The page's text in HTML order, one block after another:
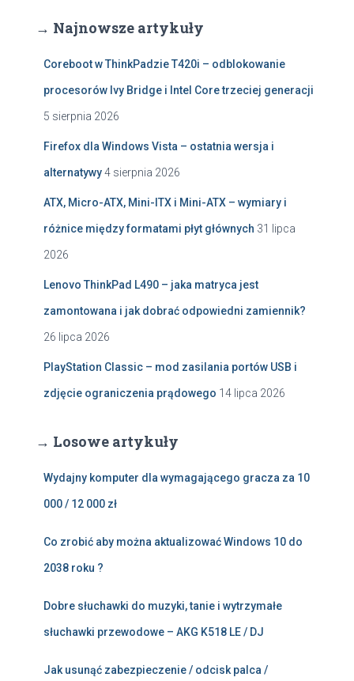
→ Najnowsze artykuły
Coreboot w ThinkPadzie T420i – odblokowanie
procesorów Ivy Bridge i Intel Core trzeciej generacji
5 sierpnia 2026
Firefox dla Windows Vista – ostatnia wersja i
alternatywy4 sierpnia 2026
ATX, Micro-ATX, Mini-ITX i Mini-ATX – wymiary i
różnice między formatami płyt głównych 31 lipca
2026
Lenovo ThinkPad L490 – jaka matryca jest
zamontowana i jak dobrać odpowiedni zamiennik?
26 lipca 2026
PlayStation Classic – mod zasilania portów USB i
zdjęcie ograniczenia prądowego 14 lipca 2026
→ Losowe artykuły
Wydajny komputer dla wymagającego gracza za 10
000 / 12 000 zł
Co zrobić aby można aktualizować Windows 10 do
2038 roku ?
Dobre słuchawki do muzyki, tanie i wytrzymałe
słuchawki przewodowe – AKG K518 LE / DJ
Jak usunąć zabezpieczenie / odcisk palca /